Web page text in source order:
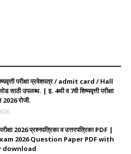
परीक्षा प्रवेशपत्र / admit card / Hall
उपलब्ध. | इ. 4थी व 7वी शिष्यवृत्ती परीक्षा
2026 रोजी.
2026 प्रश्नपत्रिका व उत्तरपत्रिका PDF |
2026 Question Paper PDF with
download